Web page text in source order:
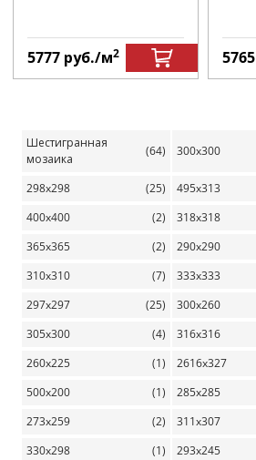
5777 руб./м2 5765
Шестигранная
мозаика
(64) 300x300
298x298 (25) 495x313
400x400
(2) 318x318
365x365
(2) 290x290
310x310
(7) 333x333
297x297
(25) 300x260
305x300
(4) 316x316
260x225
(1) 2616x327
500x200
(1) 285x285
273x259
(2) 311x307
330x298
(1) 293x245